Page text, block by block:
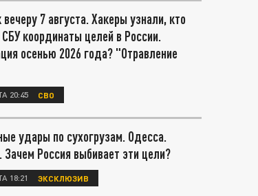
вечеру 7 августа. Хакеры узнали, кто
координаты целей в России.
осенью 2026 года? "Отравление
20:45 СВО
удары по сухогрузам. Одесса.
Зачем Россия выбивает эти цели?
18:21 ЭКСКЛЮЗИВ